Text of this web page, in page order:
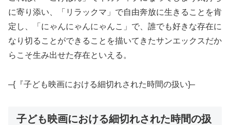
に寄り添い、「リラックマ」で自由奔放に生きることを肯
定し、「にゃんにゃんにゃんこ」で、誰でも好きな存在に
なり切ることができることを描いてきたサンエックスだか
らこそ生み出せた存在といえる。
–{『子ども映画における細切れされた時間の扱い}–
子ども映画における細切れされた時間の扱